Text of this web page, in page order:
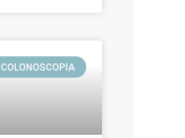
COLONOSCOPIA